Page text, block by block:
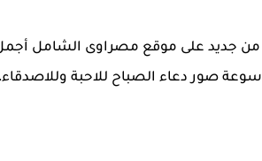
صور دعاء الصباح للاحبة